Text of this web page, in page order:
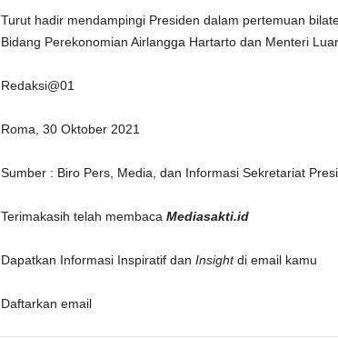
Turut hadir mendampingi Presiden dalam pertemuan
Bidang Perekonomian Airlangga Hartarto dan Menteri
Redaksi@01
Roma, 30 Oktober 2021
Sumber : Biro Pers, Media, dan Informasi Sekretariat
Terimakasih telah membaca Mediasakti.id
Dapatkan Informasi Inspiratif dan Insightdi email kamu
Daftarkan email